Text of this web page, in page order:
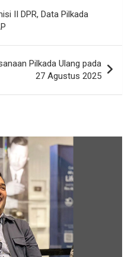
II DPR, Data Pilkada
Pilkada Ulang pada
27 Agustus 2025